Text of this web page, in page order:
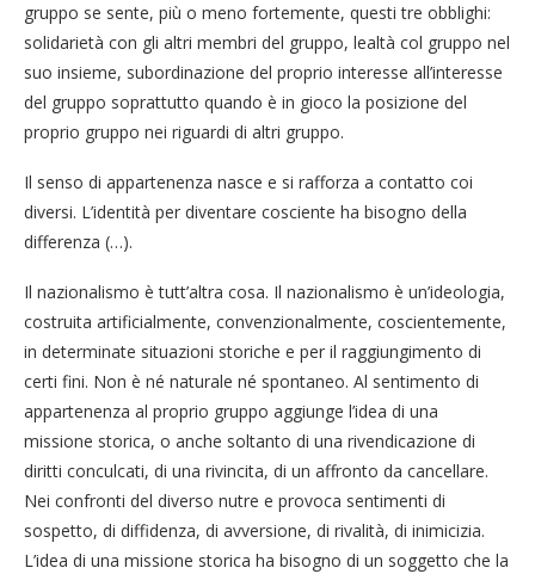
gruppo se sente, più o meno fortemente, questi tre obblighi:
solidarietà con gli altri membri del gruppo, lealtà col gruppo nel
suo insieme, subordinazione del proprio interesse all’interesse
del gruppo soprattutto quando è in gioco la posizione del
proprio gruppo nei riguardi di altri gruppo.
Il senso di appartenenza nasce e si rafforza a contatto coi
diversi. L’identità per diventare cosciente ha bisogno della
differenza (…).
Il nazionalismo è tutt’altra cosa. Il nazionalismo è un’ideologia,
costruita artificialmente, convenzionalmente, coscientemente,
in determinate situazioni storiche e per il raggiungimento di
certi fini. Non è né naturale né spontaneo. Al sentimento di
appartenenza al proprio gruppo aggiunge l’idea di una
missione storica, o anche soltanto di una rivendicazione di
diritti conculcati, di una rivincita, di un affronto da cancellare.
Nei confronti del diverso nutre e provoca sentimenti di
sospetto, di diffidenza, di avversione, di rivalità, di inimicizia.
L’idea di una missione storica ha bisogno di un soggetto che la